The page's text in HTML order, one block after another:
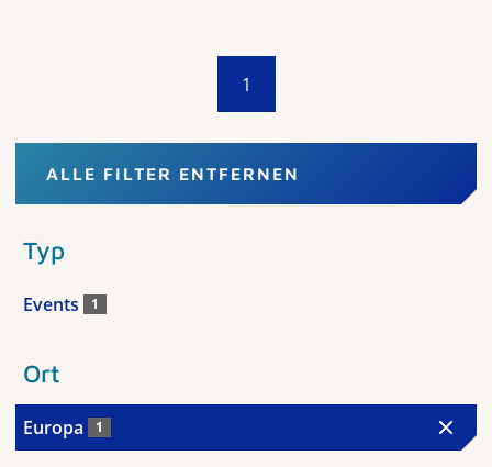
1
ALLE FILTER ENTFERNEN
Typ
Events 1
Ort
Europa 1